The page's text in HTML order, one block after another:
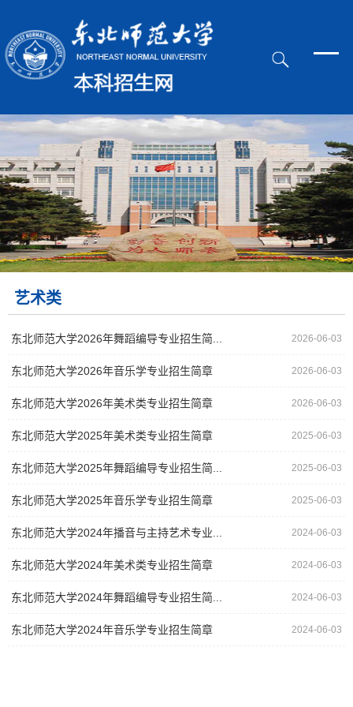
艺术类
东北师范大学2026年舞蹈编导专业招生简... 2026-06-03
东北师范大学2026年音乐学专业招生简章 2026-06-03
东北师范大学2026年美术类专业招生简章 2026-06-03
东北师范大学2025年美术类专业招生简章 2025-06-03
东北师范大学2025年舞蹈编导专业招生简... 2025-06-03
东北师范大学2025年音乐学专业招生简章 2025-06-03
东北师范大学2024年播音与主持艺术专业... 2024-06-03
东北师范大学2024年美术类专业招生简章 2024-06-03
东北师范大学2024年舞蹈编导专业招生简... 2024-06-03
东北师范大学2024年音乐学专业招生简章 2024-06-03